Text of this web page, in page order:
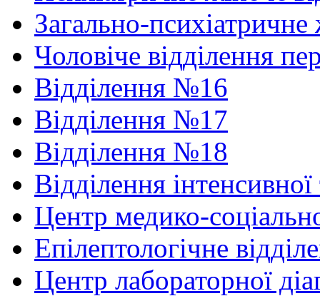
Загально-
Чоловіче відділення
Відділення №16
Відділення №17
Відділення №18
Відділення інтенсивної
Центр медико-
Епілептологічне
Центр лабораторної